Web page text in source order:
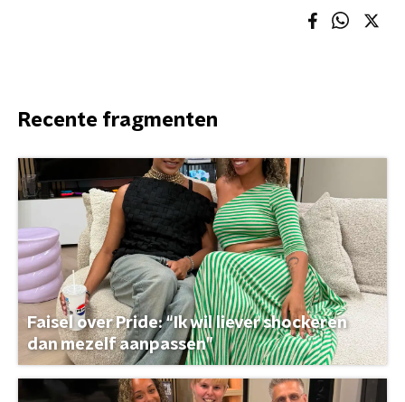
Recente fragmenten
Faisel over Pride: “Ik wil liever shockeren
dan mezelf aanpassen”